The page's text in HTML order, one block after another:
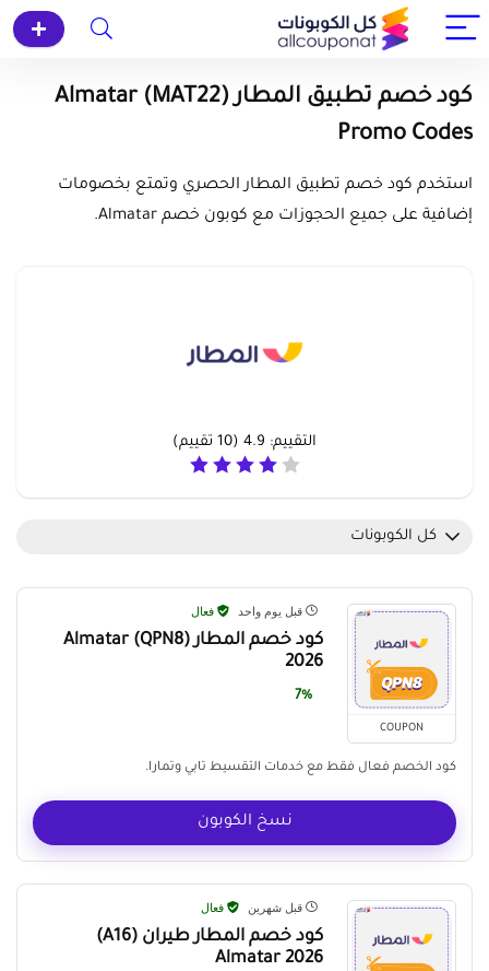
كود خصم تطبيق المطار (MAT22) Almatar
Promo Codes
استخدم كود خصم تطبيق المطار الحصري وتمتع بخصومات
إضافية على جميع الحجوزات مع كوبون خصم Almatar.
التقييم: 4.9
(
10 تقييم)
كل الكوبونات
COUPON
قبل يوم واحد فعال
كود خصم المطار Almatar (QPN8)
2026
7%
كود الخصم فعال فقط مع خدمات التقسيط تابي وتمارا.
نسخ الكوبون
قبل شهرين فعال
كود خصم المطار طيران (A16)
Almatar 2026